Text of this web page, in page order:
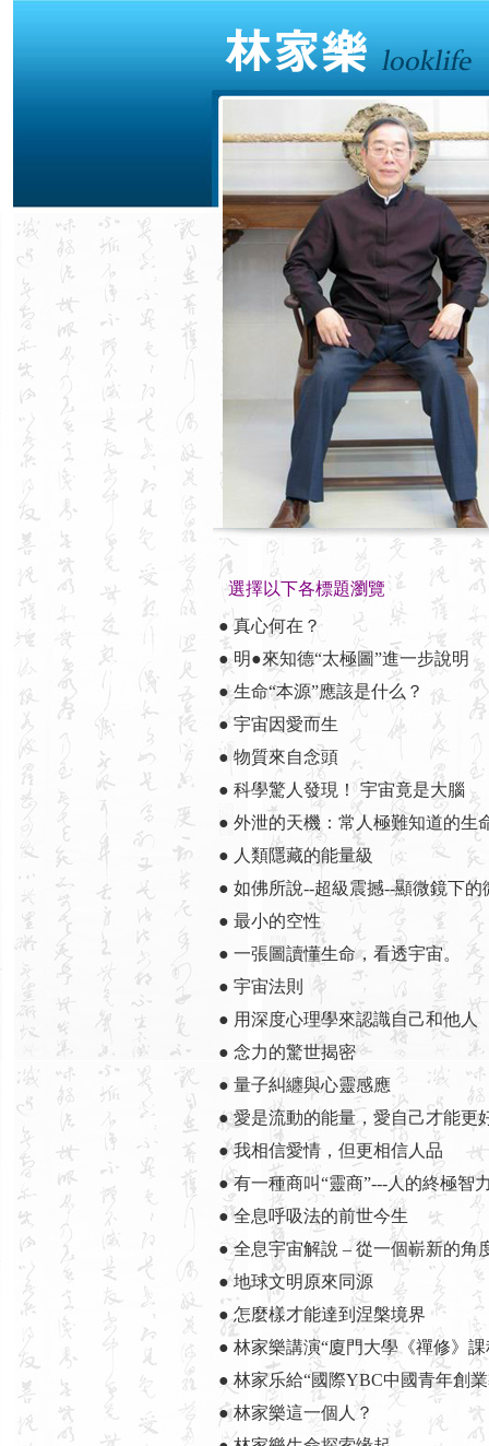
選擇以下各標題瀏覽
● 真心何在？
● 明●來知德“太極圖”進一步說明
● 生命“本源”應該是什么？
● 宇宙因愛而生
● 物質來自念頭
● 科學驚人發現！ 宇宙竟是大腦
● 外泄的天機：常人極難知道的生
● 人類隱藏的能量級
● 如佛所說--超級震撼--顯微鏡下的
● 最小的空性
● 一張圖讀懂生命，看透宇宙。
● 宇宙法則
● 用深度心理學來認識自己和他人
● 念力的驚世揭密
● 量子糾纏與心靈感應
● 愛是流動的能量，愛自己才能更
● 我相信愛情，但更相信人品
● 有一種商叫“靈商”---人的終極智
● 全息呼吸法的前世今生
● 全息宇宙解說 – 從一個嶄新的角
● 地球文明原來同源
● 怎麼樣才能達到涅槃境界
● 林家樂講演“廈門大學《禪修》課
● 林家乐給“國際YBC中國青年創
● 林家樂這一個人？